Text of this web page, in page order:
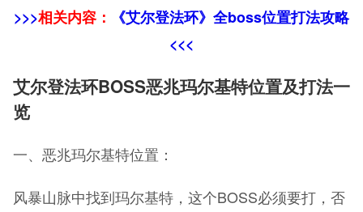
>>>相关内容：
《艾尔登法环》全boss位置打法攻略
<<<
艾尔登法环BOSS恶兆玛尔基特位置及打法一
览
一、恶兆玛尔基特位置：
风暴山脉中找到玛尔基特，这个BOSS必须要打，否